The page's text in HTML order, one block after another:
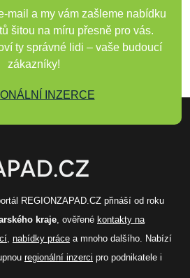
mail a my vám zašleme nabídku
šitou na míru přesně pro vás.
ty správné lidi – vaše budoucí
zákazníky!
INZERCE
REGIONZAPAD.CZ přináší od roku
kraje, ověřené kontakty na
, nabídky práce a mnoho dalšího. Nabízí
regionální inzerci pro podnikatele i